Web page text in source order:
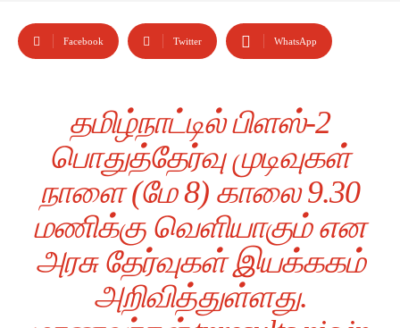
Facebook Twitter WhatsApp
தமிழ்நாட்டில் பிளஸ்-2
பொதுத்தேர்வு முடிவுகள்
நாளை (மே 8) காலை 9.30
மணிக்கு வெளியாகும் என
அரசு தேர்வுகள் இயக்ககம்
அறிவித்துள்ளது.